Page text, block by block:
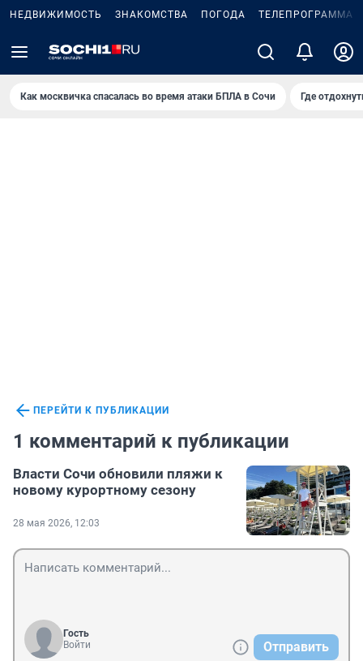
НЕДВИЖИМОСТЬ ЗНАКОМСТВА ПОГОДА ТЕЛЕПРОГРАММА
Как москвичка спасалась во время атаки БПЛА в Сочи Где
ПЕРЕЙТИ К ПУБЛИКАЦИИ
1 комментарий к публикации
Власти Сочи обновили пляжи к
новому курортному сезону
28 мая 2026, 12:03
Гость
Войти
Отправить